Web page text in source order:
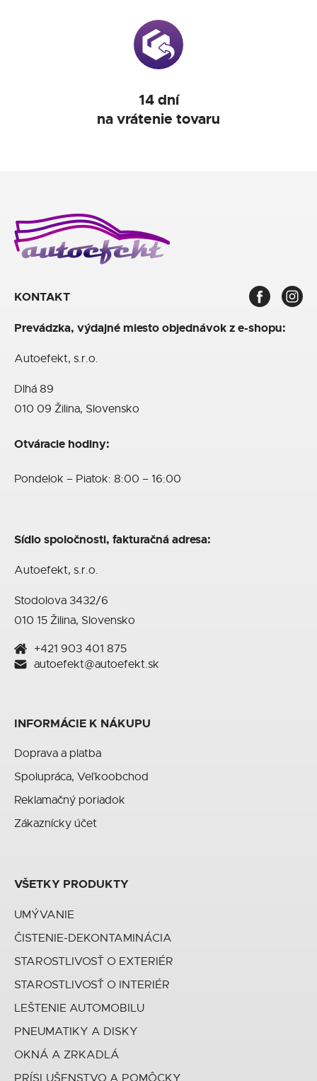
14 dní
na vrátenie tovaru
KONTAKT
Prevádzka, výdajné miesto objednávok z e-shopu:
Autoefekt, s.r.o.
Dlhá 89
010 09 Žilina, Slovensko
Otváracie hodiny:
Pondelok – Piatok: 8:00 – 16:00
Sídlo spoločnosti, fakturačná adresa:
Autoefekt, s.r.o.
Stodolova 3432/6
010 15 Žilina, Slovensko
+421 903 401 875
autoefekt@autoefekt.sk
INFORMÁCIE K NÁKUPU
Doprava a platba
Spolupráca, Veľkoobchod
Reklamačný poriadok
Zákaznícky účet
VŠETKY PRODUKTY
UMÝVANIE
ČISTENIE-DEKONTAMINÁCIA
STAROSTLIVOSŤ O EXTERIÉR
STAROSTLIVOSŤ O INTERIÉR
LEŠTENIE AUTOMOBILU
PNEUMATIKY A DISKY
OKNÁ A ZRKADLÁ
PRÍSLUŠENSTVO A POMÔCKY